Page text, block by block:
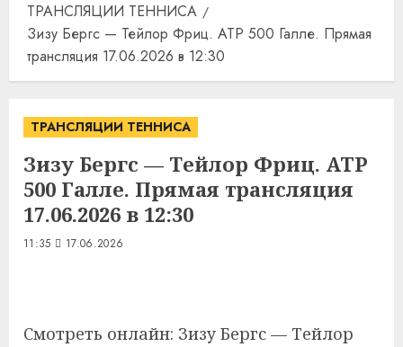
ТРАНСЛЯЦИИ ТЕННИСА
Зизу Бергс — Тейлор Фриц. ATP 500 Галле. Прямая
трансляция 17.06.2026 в 12:30
ТРАНСЛЯЦИИ ТЕННИСА
Зизу Бергс — Тейлор Фриц. ATP
500 Галле. Прямая трансляция
17.06.2026 в 12:30
11:35 17.06.2026
Смотреть онлайн: Зизу Бергс — Тейлор